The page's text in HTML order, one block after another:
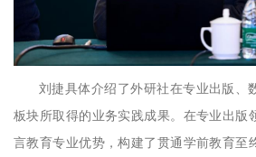
刘捷具体介绍了外研社在专业出版、
板块所取得的业务实践成果。在专业出版
言教育专业优势，构建了贯通学前教育至